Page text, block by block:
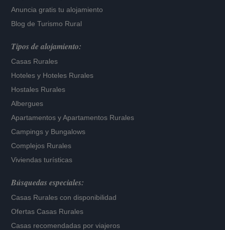
Anuncia gratis tu alojamiento
Blog de Turismo Rural
Tipos de alojamiento:
Casas Rurales
Hoteles y Hoteles Rurales
Hostales Rurales
Albergues
Apartamentos yApartamentos Rurales
Campings y Bungalows
Complejos Rurales
Viviendas turísticas
Búsquedas especiales:
Casas Rurales con disponibilidad
Ofertas Casas Rurales
Casas recomendadas por viajeros